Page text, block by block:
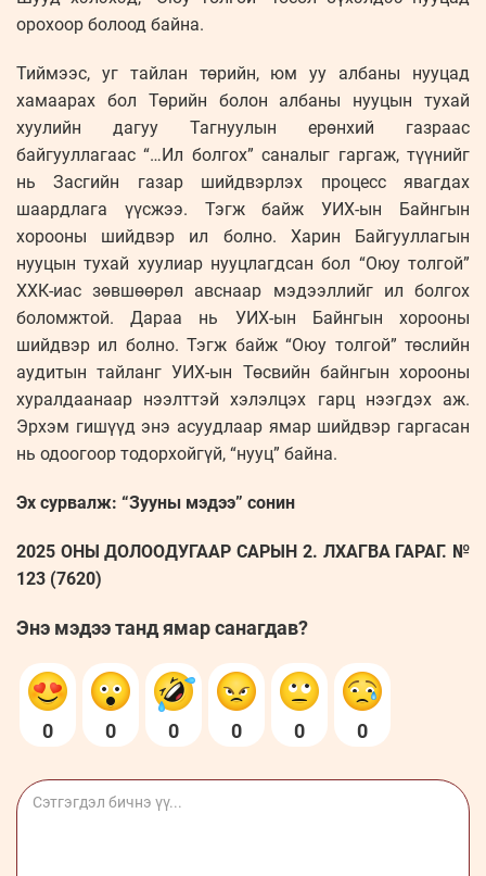
орохоор болоод байна.
Тиймээс, уг тайлан төрийн, юм уу албаны нууцад
хамаарах бол Төрийн болон албаны нууцын тухай
хуулийн дагуу Тагнуулын ерөнхий газраас
байгууллагаас “…Ил болгох” саналыг гаргаж, түүнийг
нь Засгийн газар шийдвэрлэх процесс явагдах
шаардлага үүсжээ. Тэгж байж УИХ-ын Байнгын
хорооны шийдвэр ил болно. Харин Байгууллагын
нууцын тухай хуулиар нууцлагдсан бол “Оюу толгой”
ХХК-иас зөвшөөрөл авснаар мэдээллийг ил болгох
боломжтой. Дараа нь УИХ-ын Байнгын хорооны
шийдвэр ил болно. Тэгж байж “Оюу толгой” төслийн
аудитын тайланг УИХ-ын Төсвийн байнгын хорооны
хуралдаанаар нээлттэй хэлэлцэх гарц нээгдэх аж.
Эрхэм гишүүд энэ асуудлаар ямар шийдвэр гаргасан
нь одоогоор тодорхойгүй, “нууц” байна.
Эх сурвалж: “Зууны мэдээ” сонин
2025 ОНЫ ДОЛООДУГААР САРЫН 2. ЛХАГВА ГАРАГ. №
123 (7620)
Энэ мэдээ танд ямар санагдав?
0 0 0 0 0 0